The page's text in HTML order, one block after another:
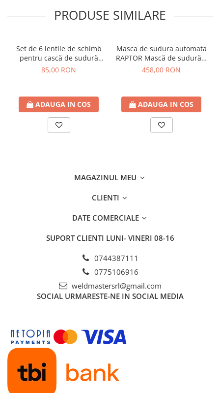
PRODUSE SIMILARE
Set de 6 lentile de schimb
pentru cască de sudură
STAHLWERK RAPTOR,
sudură | lentilă pentru
vizieră | lentile de protecție
EN ISO 16321 pentru
85,00 RON
ADAUGA IN COS
Masca de sudura automata
RAPTOR Mască de sudură 3
în 1 cu lumină LED, redare
automată DIN 4 la DIN 13 și
clasa optică 1/1/1/2
458,00 RON
ADAUGA IN COS
MAGAZINUL MEU
CLIENTI
DATE COMERCIALE
SUPORT CLIENTI LUNI- VINERI 08-16
0744387111
0775106916
weldmastersrl@gmail.com
SOCIAL URMARESTE-NE IN SOCIAL MEDIA